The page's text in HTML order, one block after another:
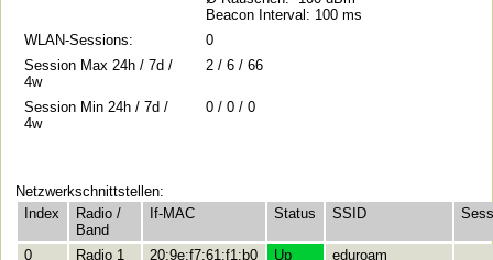
Beacon Interval: 100 ms
WLAN-Sessions:
0
Session Max 24h / 7d /
4w
2 / 6 / 66
Session Min 24h / 7d /
4w
0 / 0 / 0
Netzwerkschnittstellen:
Index
Radio /
Band
If-MAC Status SSID
0 Radio 1 20:9e:f7:61:f1:b0 Up eduroam